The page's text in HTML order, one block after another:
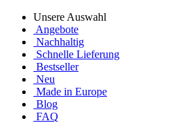
Unsere Auswahl
Angebote
Nachhaltig
Schnelle Lieferung
Bestseller
Neu
Made in Europe
Blog
FAQ